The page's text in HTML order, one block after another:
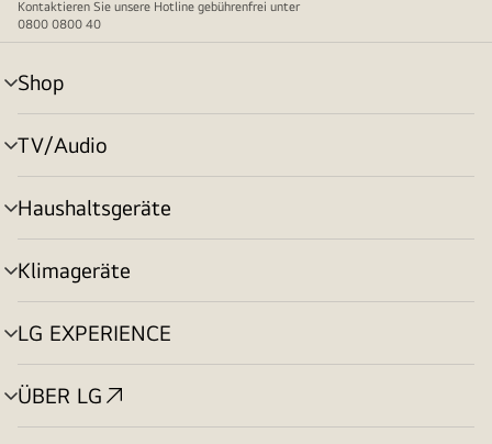
Kontaktieren Sie unsere Hotline gebührenfrei unter
0800 0800 40
Shop
Menü
umschalten
TV/Audio
Menü
umschalten
Haushaltsgeräte
Menü
umschalten
Klimageräte
Menü
umschalten
LG EXPERIENCE
Menü
umschalten
ÜBER LG
Menü
umschalten